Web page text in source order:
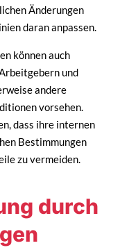
Änderungen
daran anpassen.
können auch
und
andere
vorsehen.
dass ihre internen
Bestimmungen
zu vermeiden.
durch